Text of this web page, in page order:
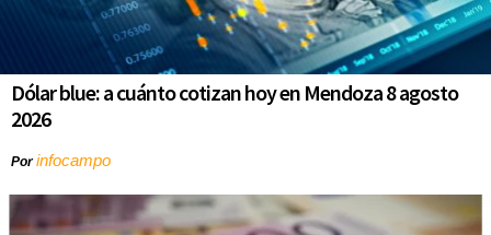
Dólar blue: a cuánto cotizan hoy en Mendoza 8 agosto
2026
Porinfocampo